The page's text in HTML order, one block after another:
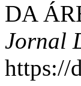
DA
Jornal
https://